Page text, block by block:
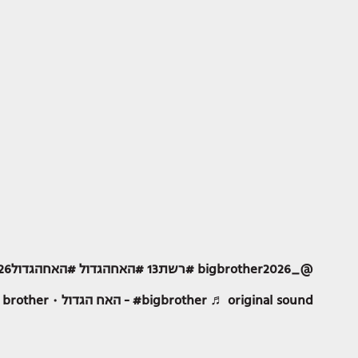
@_bigbrother2026 #רשת13 #האחהגדול #האחהגדול2026
#bigbrother ♬ original sound - האח הגדול • big brother